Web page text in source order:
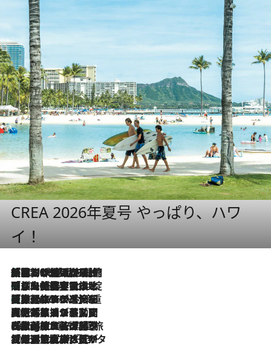
CREA 2026年夏号 やっぱり、ハワ
イ！
2026.8.6
「荷物が増えるほど旅ストレスは増す」美容ジャーナリストがたどり着いた最終結論。“化粧品を劇的に減らす”感動の凝縮美容とは
2026.8.6
「旅先には金髪ウィッグを持参」日本と同じメイクでは損してる!? 美容ジャーナリストが提案する“掟破りの旅美容”とは
2026.8.6
【厳選旅コスメ】「身軽さ＆UV対策重視！」ヘアアーティストshucoが選んだ夏旅ベストコスメを発表【Mサイズジップ】
2026.8.5
【厳選旅コスメ】国内をあちこち移動する河井菜摘が選んだ夏旅ベストコスメ発表！「リラックスアイテムはマスト」【Mサイズジップ】
2026.8.4
【厳選旅コスメ】「紫外線＆乾燥対策しながらメイク感も！」ヘア＆メイクGeorgeが選んだ夏旅ベストコスメを発表！【Mサイズジップ】
2026.8.3
【厳選旅コスメ】「保湿もタイパ重視！」“サウナ好き”タレント清水みさとが愛用する夏旅ベストコスメを発表！【Mサイズジップ】